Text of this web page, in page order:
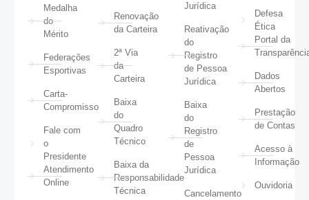
Medalha
do
Mérito
Federações
Esportivas
Carta-
Compromisso
Fale com
o
Presidente
Atendimento
Online
Renovação
da Carteira
2ª Via
da
Carteira
Baixa
do
Quadro
Técnico
Baixa da
Responsabilidade
Técnica
Jurídica
Reativação
do
Registro
de Pessoa
Jurídica
Baixa
do
Registro
de
Pessoa
Jurídica
Cancelamento
Defesa
Ética
Portal da
Dados
Abertos
Prestação
de Contas
Acesso à
Informação
Ouvidoria